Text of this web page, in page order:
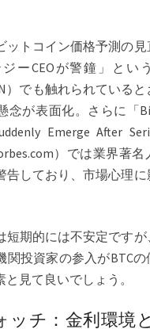
そ
の
本
質
価
値
トコイン価格予測の見
ーCEOが警鐘」とい
）でも触れられている
念が表面化。さらに「
Emerge After
）では業界著
告しており、市場心理に
期的には不安定ですが
関投資家の参入がBTC
見て良いでしょう。
ッチ：金利環境